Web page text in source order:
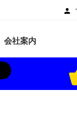
会社案内